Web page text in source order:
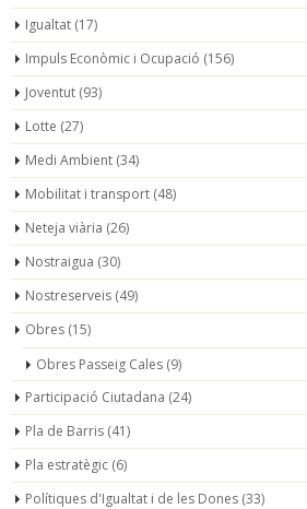
Igualtat (17)
Impuls Econòmic i Ocupació (156)
Joventut (93)
Lotte (27)
Medi Ambient (34)
Mobilitat i transport (48)
Neteja viària (26)
Nostraigua (30)
Nostreserveis (49)
Obres (15)
Obres Passeig Cales (9)
Participació Ciutadana (24)
Pla de Barris (41)
Pla estratègic (6)
Polítiques d'Igualtat i de les Dones (33)